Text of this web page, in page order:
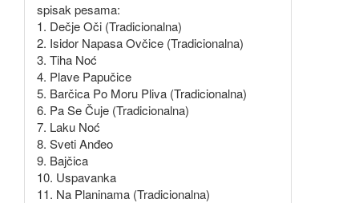
spisak pesama:
1. Dečje Oči (Tradicionalna)
2. Isidor Napasa Ovčice (Tradicionalna)
3. Tiha Noć
4. Plave Papučice
5. Barčica Po Moru Pliva (Tradicionalna)
6. Pa Se Čuje (Tradicionalna)
7. Laku Noć
8. Sveti Anđeo
9. Bajčica
10. Uspavanka
11. Na Planinama (Tradicionalna)